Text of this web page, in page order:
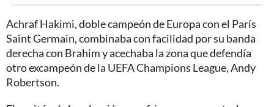
Achraf Hakimi, doble campeón de Europa con el París
Saint Germain, combinaba con facilidad por su banda
derecha con Brahim y acechaba la zona que defendía
otro excampeón de la UEFA Champions League, Andy
Robertson.